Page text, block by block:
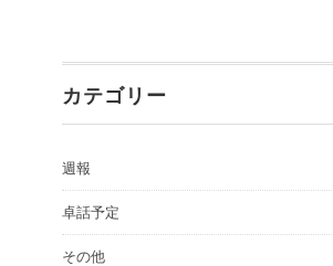
カテゴリー
週報
卓話予定
その他